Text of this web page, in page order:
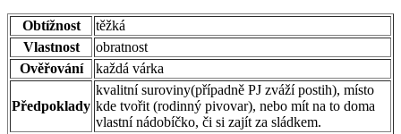
Obtížnost
těžká
Vlastnost
obratnost
Ověřování
každá várka
Předpoklady
kvalitní suroviny(případně PJ zváží postih), místo
kde tvořit (rodinný pivovar), nebo mít na to doma
vlastní nádobíčko, či si zajít za sládkem.